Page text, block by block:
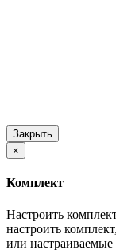
Закрыть
×
Комплект
Настроить
настроить
или